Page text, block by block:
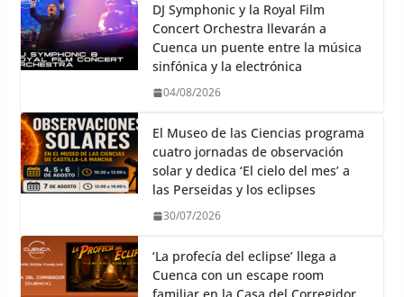
DJ Symphonic y la Royal Film
Concert Orchestra llevarán a
Cuenca un puente entre la música
sinfónica y la electrónica
04/08/2026
El Museo de las Ciencias programa
cuatro jornadas de observación
solar y dedica ‘El cielo del mes’ a
las Perseidas y los eclipses
30/07/2026
‘La profecía del eclipse’ llega a
Cuenca con un escape room